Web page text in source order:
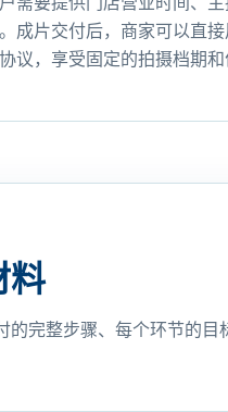
成片交付后，商家可以直
议，享受固定的拍摄档期和
料
完整步骤、每个环节的目